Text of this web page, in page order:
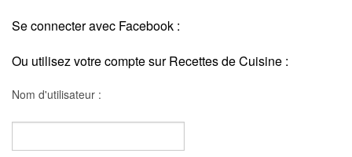
Se connecter avec Facebook :
Ou utilisez votre compte sur Recettes de Cuisine :
Nom d'utilisateur :